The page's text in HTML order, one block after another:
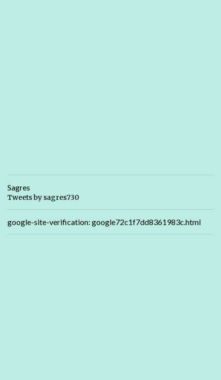
Sagres
Tweets by sagres730
google-site-verification: google72c1f7dd8361983c.html